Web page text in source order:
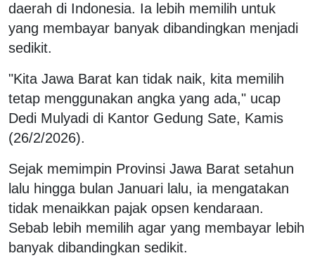
daerah di Indonesia. Ia lebih memilih untuk
yang membayar banyak dibandingkan menjadi
sedikit.
"Kita Jawa Barat kan tidak naik, kita memilih
tetap menggunakan angka yang ada," ucap
Dedi Mulyadi di Kantor Gedung Sate, Kamis
(26/2/2026).
Sejak memimpin Provinsi Jawa Barat setahun
lalu hingga bulan Januari lalu, ia mengatakan
tidak menaikkan pajak opsen kendaraan.
Sebab lebih memilih agar yang membayar lebih
banyak dibandingkan sedikit.